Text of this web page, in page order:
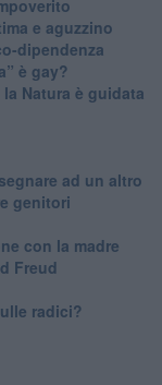
e aguzzino
dipendenza
è gay?
Natura è guidata
ad un altro
genitori
con la madre
Freud
radici?